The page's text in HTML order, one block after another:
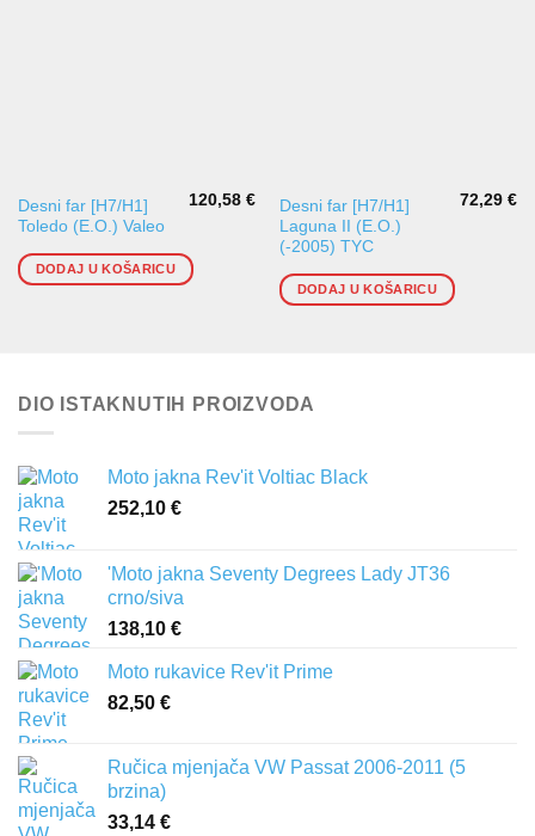
Desni far [H7/H1]
Toledo (E.O.) Valeo
120,58€
DODAJ U KOŠARICU
Desni far [H7/H1]
Laguna II (E.O.)
(-2005) TYC
72,29€
DODAJ U KOŠARICU
DIO ISTAKNUTIH PROIZVODA
Moto jakna Rev'it Voltiac Black
252,10 €
'Moto jakna Seventy Degrees Lady JT36
crno/siva
138,10 €
Moto rukavice Rev'it Prime
82,50 €
Ručica mjenjača VW Passat 2006-2011 (5
brzina)
33,14 €